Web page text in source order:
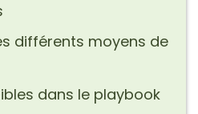
différents moyens de
dans le playbook